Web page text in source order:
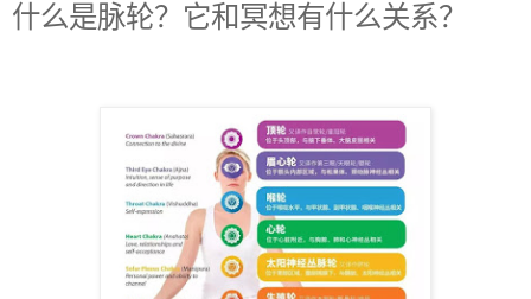
什么是脉轮？它和冥想有什么关系？